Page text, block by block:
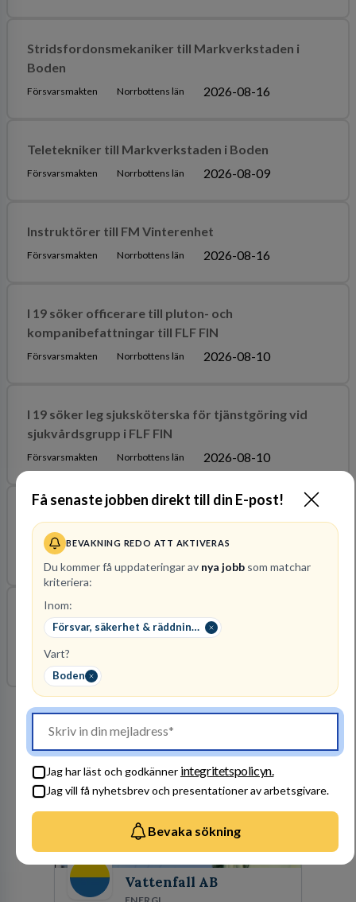
Få senaste jobben direkt till din E-post!
BEVAKNING REDO ATT AKTIVERAS
Du kommer få uppdateringar av nya jobb som matchar
kriteriera:
Inom:
Försvar, säkerhet & räddningstjänst
Vart?
Boden
Jag har läst och godkänner integritetspolicyn.
Jag vill få nyhetsbrev och presentationer av arbetsgivare.
Bevaka sökning
Stridsfordonsmekaniker till Markverkstaden i
Boden
Försvarsmakten Norrbottens län 2026-08-16
Teletekniker till Markverkstaden i Boden
Försvarsmakten Norrbottens län 2026-08-09
Instruktörer till FM Vinterenhet
Försvarsmakten Norrbottens län 2026-08-16
I 19 söker officerare till pluton- och
kompanibefattningar till FLF FIN
Försvarsmakten Norrbottens län 2026-08-10
I 19 söker leg sjuksköterska för tjänstgöring vid
sjukvårdsgrupp i FLF FIN
Försvarsmakten Norrbottens län 2026-08-10
stabsofficer vid FLF FIN
Försvarsmakten
Regional Frivillighandläggare till Norra
militärregionen
Försvarsmakten
Arbetsgivare i fokus
Vattenfall AB